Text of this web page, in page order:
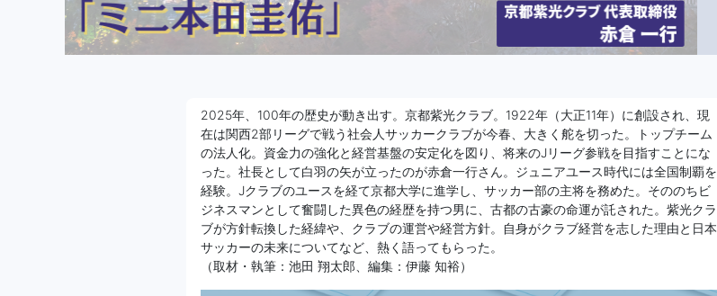
2025年、100年の歴史が動き出す。京都紫光クラブ。1922年（大正11年）に創設され、現
在は関西2部リーグで戦う社会人サッカークラブが今春、大きく舵を切った。トップチーム
の法人化。資金力の強化と経営基盤の安定化を図り、将来のJリーグ参戦を目指すことにな
った。社長として白羽の矢が立ったのが赤倉一行さん。ジュニアユース時代には全国制覇を
経験。Jクラブのユースを経て京都大学に進学し、サッカー部の主将を務めた。そののちビ
ジネスマンとして奮闘した異色の経歴を持つ男に、古都の古豪の命運が託された。紫光クラ
ブが方針転換した経緯や、クラブの運営や経営方針。自身がクラブ経営を志した理由と日本
サッカーの未来についてなど、熱く語ってもらった。
（取材・執筆：池田 翔太郎、編集：伊藤 知裕）